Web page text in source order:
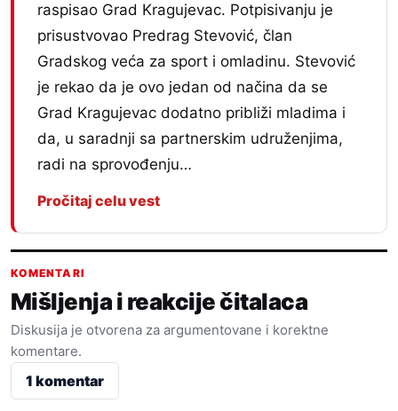
raspisao Grad Kragujevac. Potpisivanju je
prisustvovao Predrag Stevović, član
Gradskog veća za sport i omladinu. Stevović
je rekao da je ovo jedan od načina da se
Grad Kragujevac dodatno približi mladima i
da, u saradnji sa partnerskim udruženjima,
radi na sprovođenju…
Pročitaj celu vest
KOMENTARI
Mišljenja i reakcije čitalaca
Diskusija je otvorena za argumentovane i korektne
komentare.
1 komentar